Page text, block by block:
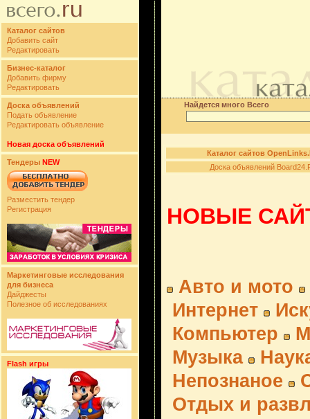
Каталог сайтов
Добавить сайт
Редактировать
Бизнес-каталог
Добавить фирму
Редактировать
Доска объявлений
Подать объявление
Редактировать объявление
Новая доска объявлений
Тендеры NEW
Разместить тендер
Регистрация
Маркетинговые исследования
для бизнеса
Дайджесты
Полезное об исследованиях
Flash игры
Найдется много Всего
Каталог сайтов
Доска объявлений
НОВЫЕ
Авто и мото
Интернет
Компьютер
Музыка
Непознаное
Отдых и